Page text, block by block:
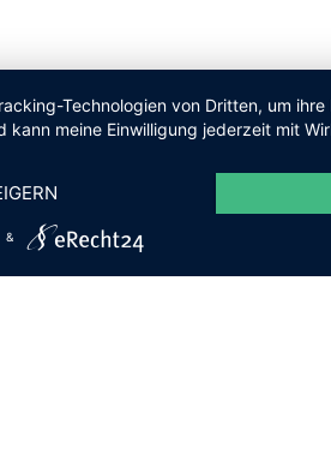
Technologien von Dritten, um
kann meine Einwilligung jederzeit mit
&